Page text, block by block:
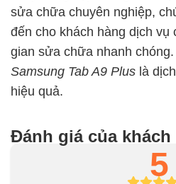
sửa chữa chuyên nghiệp,
đến cho khách hàng dịch
gian sửa chữa nhanh chóng.
Samsung Tab A9 Plus là
hiệu quả.
Đánh giá của khách
5